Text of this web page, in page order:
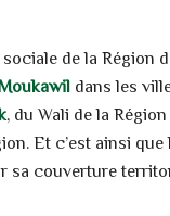
de la Région
dans les
, du Wali de la
Et c’est ainsi
sa couverture